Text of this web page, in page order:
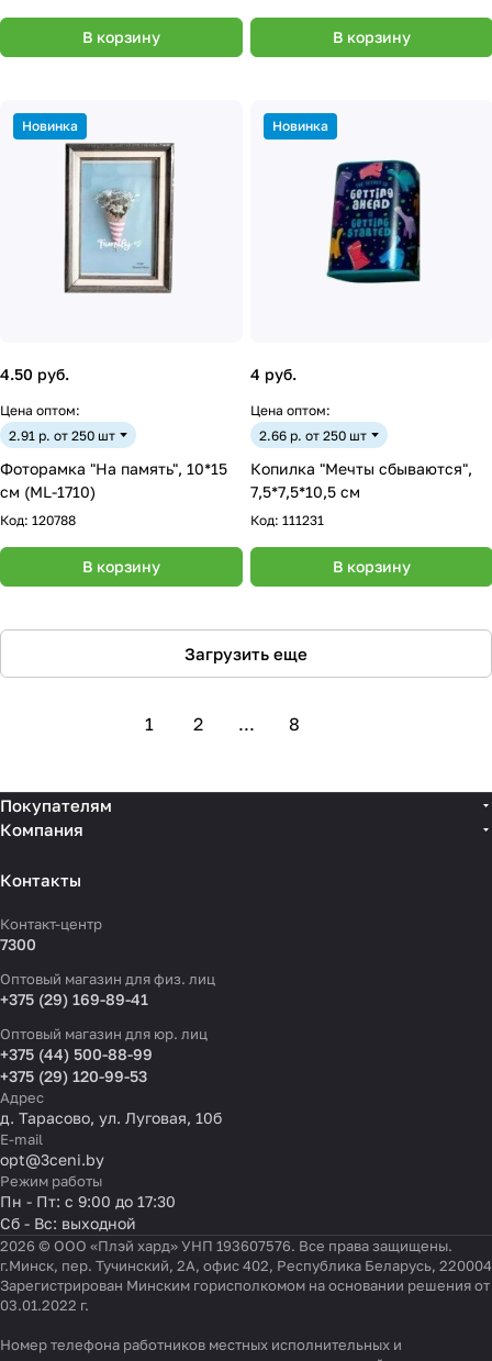
В корзину В корзину
Новинка
4.50 руб.
Цена оптом:
2.91 р. от 250 шт
Фоторамка "На память", 10*15
см (ML-1710)
Код: 120788
В корзину
Новинка
4 руб.
Цена оптом:
2.66 р. от 250 шт
Копилка "Мечты сбываются",
7,5*7,5*10,5 см
Код: 111231
В корзину
Загрузить еще
1 2 ... 8
Покупателям
Компания
Контакты
Контакт-центр
7300
Оптовый магазин для физ. лиц
+375 (29) 169-89-41
Оптовый магазин для юр. лиц
+375 (44) 500-88-99
+375 (29) 120-99-53
Адрес
д. Тарасово, ул. Луговая, 10б
E-mail
opt@3ceni.by
Режим работы
Пн - Пт: с 9:00 до 17:30
Сб - Вс: выходной
2026 © ООО «Плэй хард» УНП 193607576. Все права защищены.
г.Минск, пер. Тучинский, 2А, офис 402, Республика Беларусь, 220004
Зарегистрирован Минским горисполкомом на основании решения от
03.01.2022 г.
Номер телефона работников местных исполнительных и